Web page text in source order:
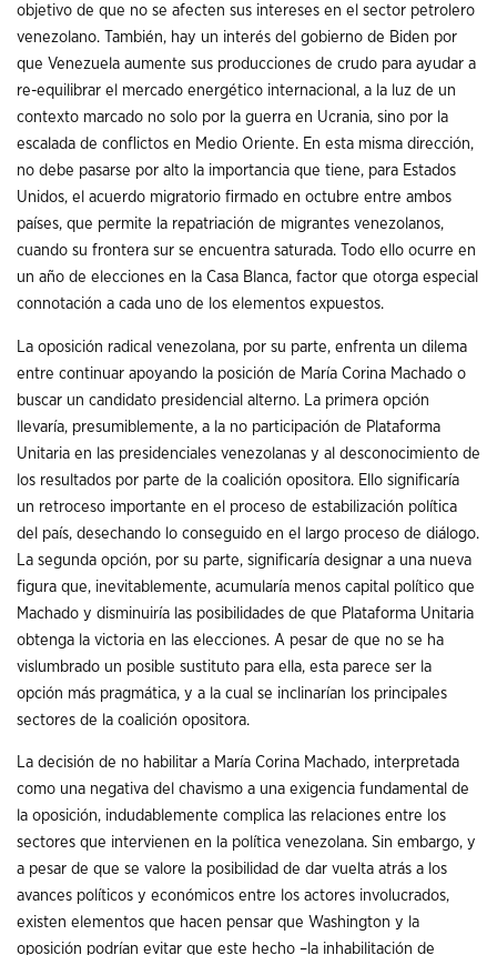
objetivo de que no se afecten sus intereses en el sector petrolero
venezolano. También, hay un interés del gobierno de Biden por
que Venezuela aumente sus producciones de crudo para ayudar a
re-equilibrar el mercado energético internacional, a la luz de un
contexto marcado no solo por la guerra en Ucrania, sino por la
escalada de conflictos en Medio Oriente. En esta misma dirección,
no debe pasarse por alto la importancia que tiene, para Estados
Unidos, el acuerdo migratorio firmado en octubre entre ambos
países, que permite la repatriación de migrantes venezolanos,
cuando su frontera sur se encuentra saturada. Todo ello ocurre en
un año de elecciones en la Casa Blanca, factor que otorga especial
connotación a cada uno de los elementos expuestos.
La oposición radical venezolana, por su parte, enfrenta un dilema
entre continuar apoyando la posición de María Corina Machado o
buscar un candidato presidencial alterno. La primera opción
llevaría, presumiblemente, a la no participación de Plataforma
Unitaria en las presidenciales venezolanas y al desconocimiento de
los resultados por parte de la coalición opositora. Ello significaría
un retroceso importante en el proceso de estabilización política
del país, desechando lo conseguido en el largo proceso de diálogo.
La segunda opción, por su parte, significaría designar a una nueva
figura que, inevitablemente, acumularía menos capital político que
Machado y disminuiría las posibilidades de que Plataforma Unitaria
obtenga la victoria en las elecciones. A pesar de que no se ha
vislumbrado un posible sustituto para ella, esta parece ser la
opción más pragmática, y a la cual se inclinarían los principales
sectores de la coalición opositora.
La decisión de no habilitar a María Corina Machado, interpretada
como una negativa del chavismo a una exigencia fundamental de
la oposición, indudablemente complica las relaciones entre los
sectores que intervienen en la política venezolana. Sin embargo, y
a pesar de que se valore la posibilidad de dar vuelta atrás a los
avances políticos y económicos entre los actores involucrados,
existen elementos que hacen pensar que Washington y la
oposición podrían evitar que este hecho –la inhabilitación de